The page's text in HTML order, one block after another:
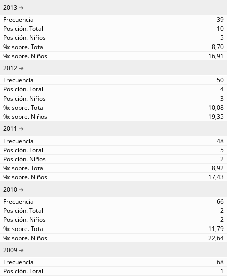
2013
39
10
5
8,70
16,91
2012
50
4
3
10,08
19,35
2011
48
5
2
8,92
17,43
2010
66
2
2
11,79
22,64
2009
68
1